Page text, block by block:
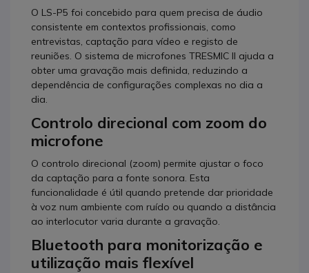
O LS-P5 foi concebido para quem precisa de áudio
consistente em contextos profissionais, como
entrevistas, captação para vídeo e registo de
reuniões. O sistema de microfones TRESMIC II ajuda a
obter uma gravação mais definida, reduzindo a
dependência de configurações complexas no dia a
dia.
Controlo direcional com zoom do
microfone
O controlo direcional (zoom) permite ajustar o foco
da captação para a fonte sonora. Esta
funcionalidade é útil quando pretende dar prioridade
à voz num ambiente com ruído ou quando a distância
ao interlocutor varia durante a gravação.
Bluetooth para monitorização e
utilização mais flexível